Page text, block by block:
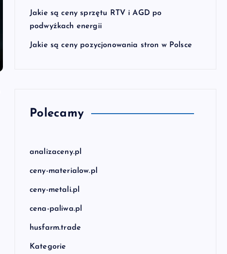
Jakie są ceny sprzętu RTV i AGD po
podwyżkach energii
Jakie są ceny pozycjonowania stron w Polsce
Polecamy
analizaceny.pl
ceny-materialow.pl
ceny-metali.pl
cena-paliwa.pl
husfarm.trade
Kategorie